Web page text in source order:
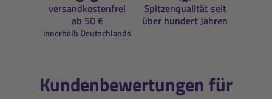
versandkostenfrei
ab 50 €
innerhalb Deutschlands
Spitzenqualität seit
über hundert Jahren
Kundenbewertungen für